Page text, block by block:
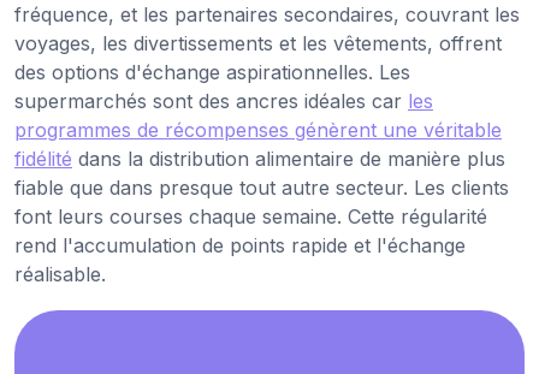
fréquence, et les partenaires secondaires, couvrant les
voyages, les divertissements et les vêtements, offrent
des options d'échange aspirationnelles. Les
supermarchés sont des ancres idéales car les
programmes de récompenses génèrent une véritable
fidélité dans la distribution alimentaire de manière plus
fiable que dans presque tout autre secteur. Les clients
font leurs courses chaque semaine. Cette régularité
rend l'accumulation de points rapide et l'échange
réalisable.